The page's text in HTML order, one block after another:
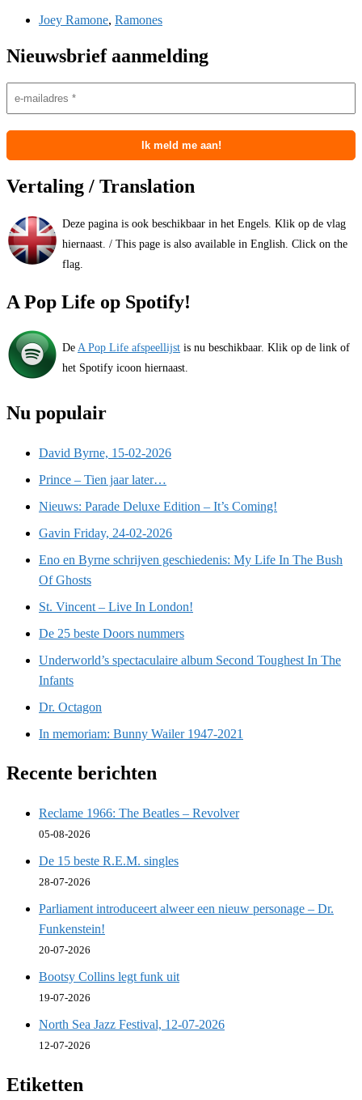
Joey Ramone, Ramones
Nieuwsbrief aanmelding
Vertaling / Translation
Deze pagina is ook beschikbaar in het Engels. Klik op de vlag
hiernaast. / This page is also available in English. Click on the
flag.
A Pop Life op Spotify!
De A Pop Life afspeellijst is nu beschikbaar. Klik op de link of
het Spotify icoon hiernaast.
Nu populair
David Byrne, 15-02-2026
Prince – Tien jaar later…
Nieuws: Parade Deluxe Edition – It’s Coming!
Gavin Friday, 24-02-2026
Eno en Byrne schrijven geschiedenis: My Life In The Bush
Of Ghosts
St. Vincent – Live In London!
De 25 beste Doors nummers
Underworld’s spectaculaire album Second Toughest In The
Infants
Dr. Octagon
In memoriam: Bunny Wailer 1947-2021
Recente berichten
Reclame 1966: The Beatles – Revolver
05-08-2026
De 15 beste R.E.M. singles
28-07-2026
Parliament introduceert alweer een nieuw personage – Dr.
Funkenstein!
20-07-2026
Bootsy Collins legt funk uit
19-07-2026
North Sea Jazz Festival, 12-07-2026
12-07-2026
Etiketten